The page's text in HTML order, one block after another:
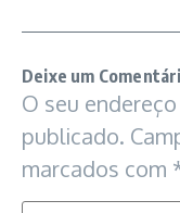
Deixe um
O seu
publicado.
marcados com